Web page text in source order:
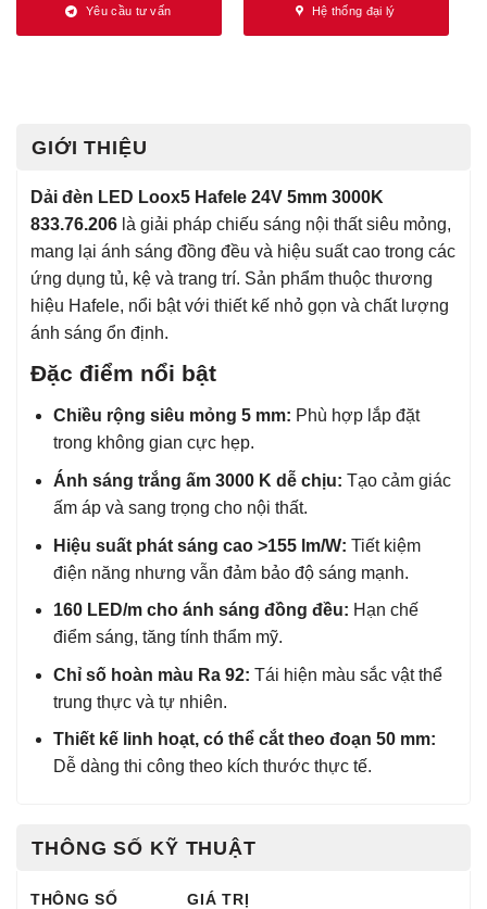
Yêu cầu tư vấn Hệ thống đại lý
GIỚI THIỆU
Dải đèn LED Loox5 Hafele 24V 5mm 3000K
833.76.206 là giải pháp chiếu sáng nội thất siêu mỏng,
mang lại ánh sáng đồng đều và hiệu suất cao trong các
ứng dụng tủ, kệ và trang trí. Sản phẩm thuộc thương
hiệu Hafele, nổi bật với thiết kế nhỏ gọn và chất lượng
ánh sáng ổn định.
Đặc điểm nổi bật
Chiều rộng siêu mỏng 5 mm: Phù hợp lắp đặt
trong không gian cực hẹp.
Ánh sáng trắng ấm 3000 K dễ chịu: Tạo cảm giác
ấm áp và sang trọng cho nội thất.
Hiệu suất phát sáng cao >155 lm/W: Tiết kiệm
điện năng nhưng vẫn đảm bảo độ sáng mạnh.
160 LED/m cho ánh sáng đồng đều: Hạn chế
điểm sáng, tăng tính thẩm mỹ.
Chỉ số hoàn màu Ra 92: Tái hiện màu sắc vật thể
trung thực và tự nhiên.
Thiết kế linh hoạt, có thể cắt theo đoạn 50 mm:
Dễ dàng thi công theo kích thước thực tế.
THÔNG SỐ KỸ THUẬT
THÔNG SỐ
GIÁ TRỊ